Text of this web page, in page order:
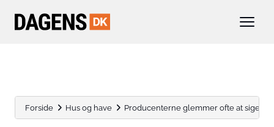
Forside Hus og have Producenterne glemmer ofte at sige